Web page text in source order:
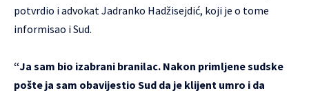
potvrdio i advokat Jadranko Hadžisejdić, koji je o tome
informisao i Sud.
“Ja sam bio izabrani branilac. Nakon primljene sudske
pošte ja sam obavijestio Sud da je klijent umro i da